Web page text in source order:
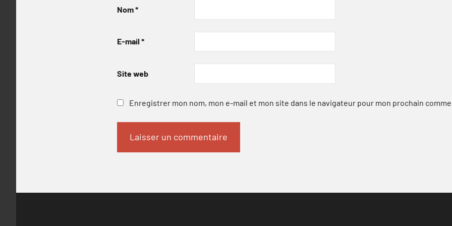
Nom*
E-mail *
Site web
Enregistrer mon nom, mon e-mail et mon site dans le navigateur pour mon prochain